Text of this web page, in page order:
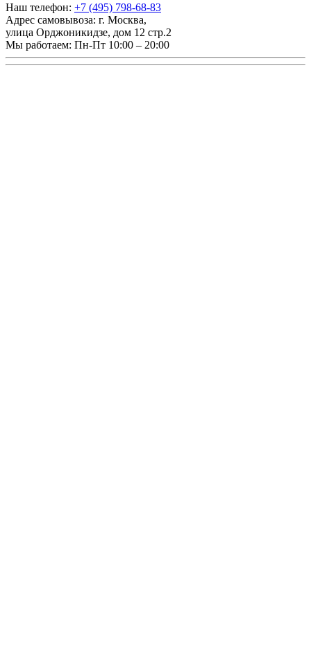
Наш телефон: +7 (495) 798-68-83
Адрес самовывоза: г. Москва,
улица Орджоникидзе, дом 12 стр.2
Мы работаем: Пн-Пт 10:00 – 20:00